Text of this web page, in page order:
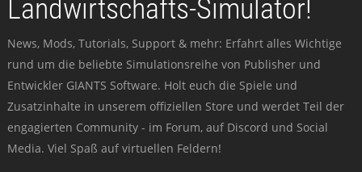
Landwirtschafts-Simulator!
News, Mods, Tutorials, Support & mehr: Erfahrt alles Wichtige
rund um die beliebte Simulationsreihe von Publisher und
Entwickler GIANTS Software. Holt euch die Spiele und
Zusatzinhalte in unserem offiziellen Store und werdet Teil der
engagierten Community - im Forum, auf Discord und Social
Media. Viel Spaß auf virtuellen Feldern!